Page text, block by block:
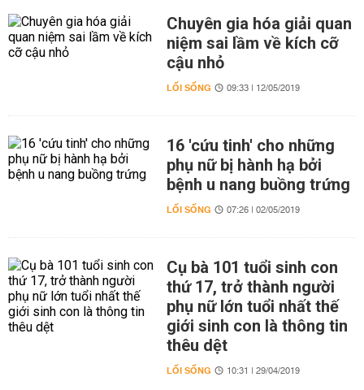
Chuyên gia hóa giải quan
niệm sai lầm về kích cỡ
cậu nhỏ
LỐI SỐNG 09:33 | 12/05/2019
16 'cứu tinh' cho những
phụ nữ bị hành hạ bởi
bệnh u nang buồng trứng
LỐI SỐNG 07:26 | 02/05/2019
Cụ bà 101 tuổi sinh con
thứ 17, trở thành người
phụ nữ lớn tuổi nhất thế
giới sinh con là thông tin
thêu dệt
LỐI SỐNG 10:31 | 29/04/2019